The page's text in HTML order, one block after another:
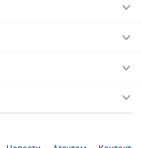
школьников